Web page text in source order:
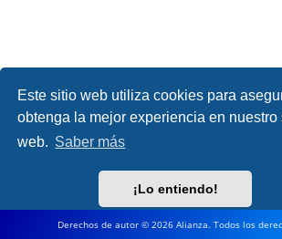
Este sitio web utiliza cookies para
obtenga la mejor experiencia en nuestro
web. Saber más
¡Lo entiendo!
Derechos de autor © 2026 Alianza. Todos los